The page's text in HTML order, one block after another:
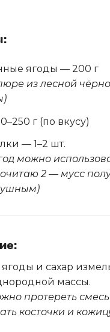
ягоды — 200 г
из лесной
г (по вкусу)
— 1–2 шт.
можно
2 — мусс
и сахар
массы.
протереть смесь
косточки и